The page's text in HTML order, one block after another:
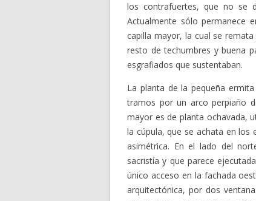
los contrafuertes, que no se
Actualmente sólo permanece
capilla mayor, la cual se
resto de techumbres y buena
esgrafiados que sustentaban.
La planta de la pequeña
tramos por un arco perpiaño
mayor es de planta ochavada,
la cúpula, que se achata en
asimétrica. En el lado del
sacristía y que parece
único acceso en la fachada
arquitectónica, por dos